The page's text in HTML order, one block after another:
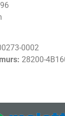
0002
28200-